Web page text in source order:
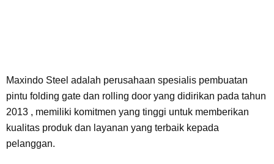
Maxindo Steel adalah perusahaan spesialis pembuatan
pintu folding gate dan rolling door yang didirikan pada tahun
2013 , memiliki komitmen yang tinggi untuk memberikan
kualitas produk dan layanan yang terbaik kepada
pelanggan.